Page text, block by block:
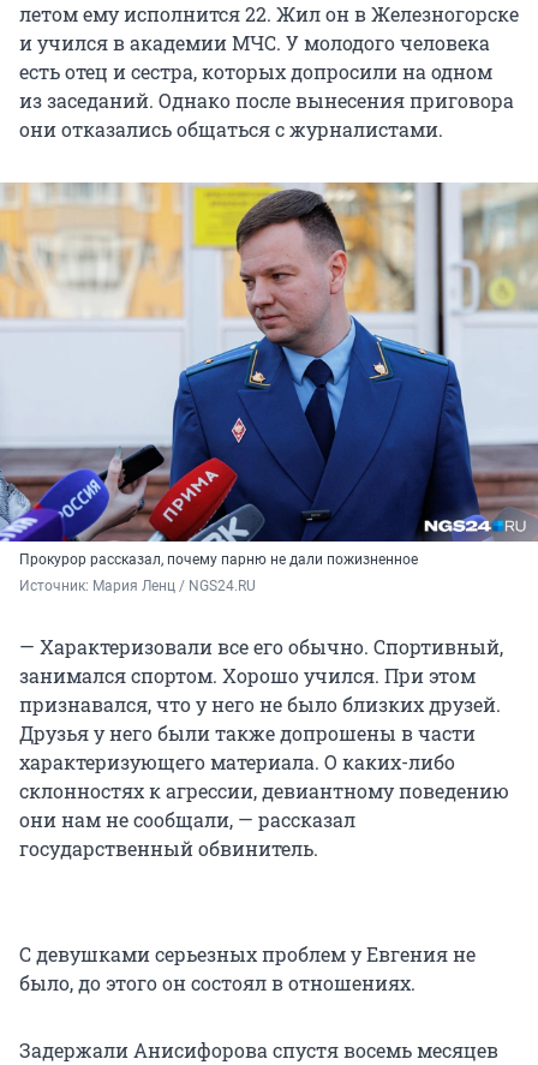
летом ему исполнится 22. Жил он в Железногорске
и учился в академии МЧС. У молодого человека
есть отец и сестра, которых допросили на одном
из заседаний. Однако после вынесения приговора
они отказались общаться с журналистами.
Прокурор рассказал, почему парню не дали пожизненное
Источник: Мария Ленц / NGS24.RU
— Характеризовали все его обычно. Спортивный,
занимался спортом. Хорошо учился. При этом
признавался, что у него не было близких друзей.
Друзья у него были также допрошены в части
характеризующего материала. О каких-либо
склонностях к агрессии, девиантному поведению
они нам не сообщали, — рассказал
государственный обвинитель.
С девушками серьезных проблем у Евгения не
было, до этого он состоял в отношениях.
Задержали Анисифорова спустя восемь месяцев